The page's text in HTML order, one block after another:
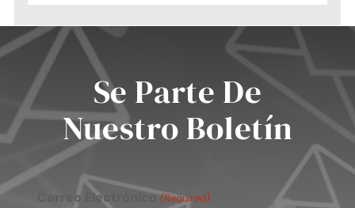
Se Parte De
Nuestro Boletín
Correo Electrónico(Required)